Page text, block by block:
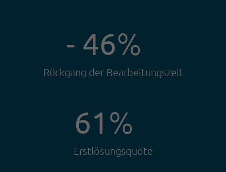
- 46%
Rückgang der Bearbeitungszeit
61 %
Erstlösungsquote